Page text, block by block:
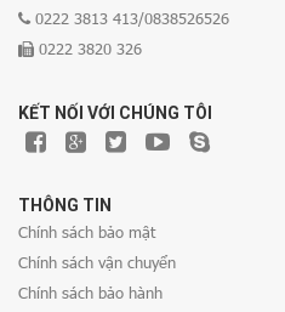
0222 3813 413/0838526526
0222 3820 326
KẾT NỐI VỚI CHÚNG TÔI
THÔNG TIN
Chính sách bảo mật
Chính sách vận chuyển
Chính sách bảo hành